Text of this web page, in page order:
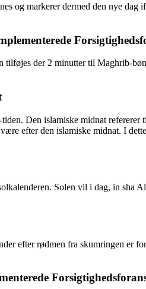
og markerer dermed den nye
der 2 minutter til Maghrib-
tiden. Den islamiske midnat
være efter den islamiske midnat. I
Solen vil i dag, in sha
efter rødmen fra skumringen er